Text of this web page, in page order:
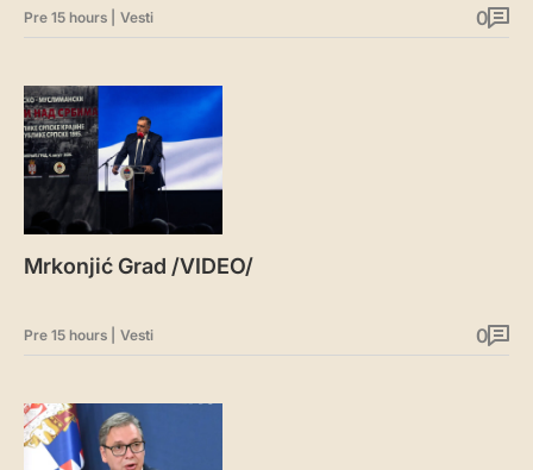
Pre 15 hours Vesti 0
Mrkonjić Grad /VIDEO/
Pre 15 hours Vesti 0